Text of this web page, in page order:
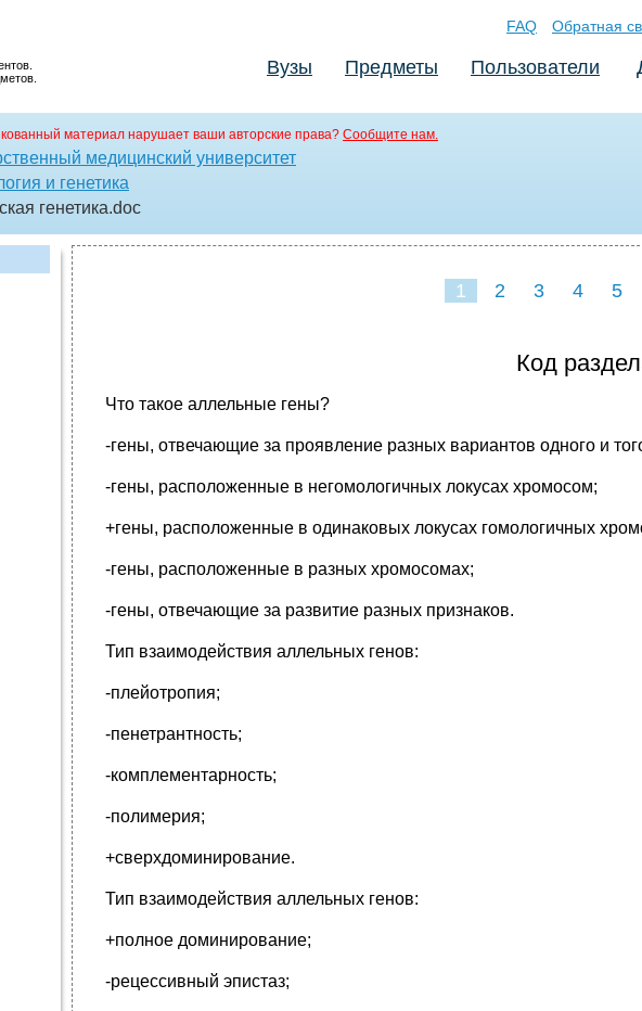
FAQ Обратная
Вузы Предметы Пользователи
материал нарушает ваши авторские права? Сообщите нам.
медицинский университет
и генетика
генетика.doc
1 2 3 4 5
Код
Что такое аллельные гены?
-гены, отвечающие за проявление разных вариантов одного и
-гены, расположенные в негомологичных локусах хромосом;
+гены, расположенные в одинаковых локусах гомологичных
-гены, расположенные в разных хромосомах;
-гены, отвечающие за развитие разных признаков.
Тип взаимодействия аллельных генов:
-плейотропия;
-пенетрантность;
-комплементарность;
-полимерия;
+сверхдоминирование.
Тип взаимодействия аллельных генов:
+полное доминирование;
-рецессивный эпистаз;